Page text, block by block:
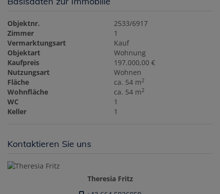
Objektnr.
2533/6917
Zimmer
1
Vermarktungsart
Kauf
Objektart
Wohnung
Kaufpreis
197.000,00 €
Nutzungsart
Wohnen
Fläche
ca. 54 m2
Wohnfläche ca. 54 m2
WC
1
Keller
1
Kontaktieren Sie uns
Theresia Fritz